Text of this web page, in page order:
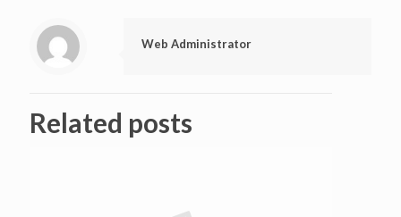
Web Administrator
Related posts